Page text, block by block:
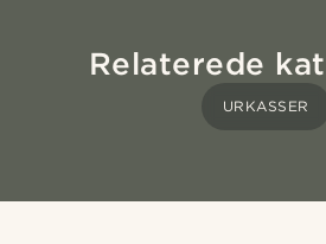
Relaterede
URKASSER